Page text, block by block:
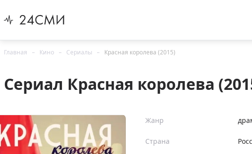
Главная Кино Сериалы Красная королева (2015)
Сериал Красная королева
Жанр
Страна